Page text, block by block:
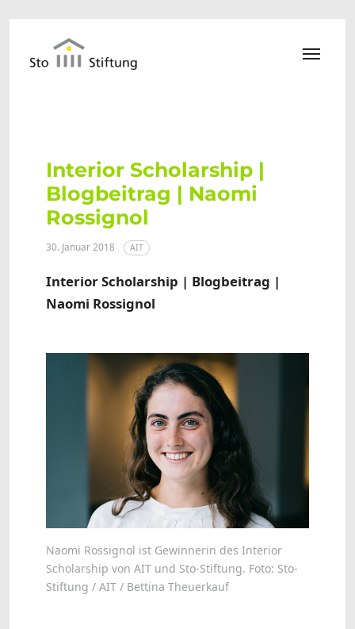
Interior Scholarship |
Blogbeitrag | Naomi
Rossignol
30. Januar 2018 AIT
Interior Scholarship | Blogbeitrag |
Naomi Rossignol
Naomi Rossignol ist Gewinnerin des Interior
Scholarship von AIT und Sto-Stiftung. Foto: Sto-
Stiftung / AIT / Bettina Theuerkauf